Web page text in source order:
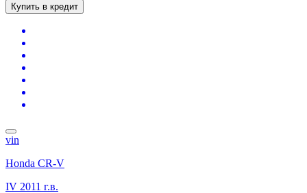
Купить в кредит
vin
Honda CR-V
IV 2011 г.в.